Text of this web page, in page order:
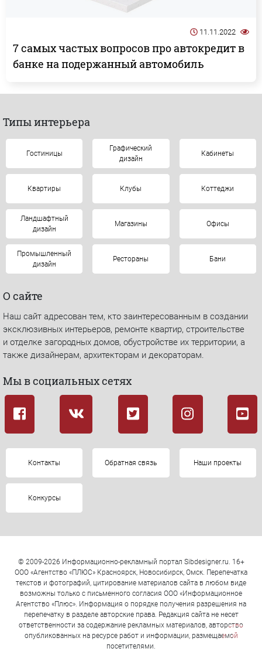
11.11.2022
7 самых частых вопросов про автокредит в
банке на подержанный автомобиль
Типы интерьера
Гостиницы
Графический
дизайн
Кабинеты
Квартиры Клубы Коттеджи
Ландшафтный
дизайн
Магазины Офисы
Промышленный
дизайн
Рестораны Бани
О сайте
Наш сайт адресован тем, кто заинтересованным в создании
эксклюзивных интерьеров, ремонте квартир, строительстве
и отделке загородных домов, обустройстве их территории, а
также дизайнерам, архитекторам и декораторам.
Мы в социальных сетях
Контакты Обратная связь Наши проекты
Конкурсы
© 2009-2026 Информационно-рекламный портал Sibdesigner.ru. 16+
ООО «Агентство «ПЛЮС» Красноярск, Новосибирск, Омск. Перепечатка
текстов и фотографий, цитирование материалов сайта в любом виде
возможны только с письменного согласия ООО «Информационное
Агентство «Плюс». Информация о порядке получения разрешения на
перепечатку в разделе авторские права. Редакция сайта не несет
ответственности за содержание рекламных материалов, авторство
опубликованных на ресурсе работ и информации, размещаемой
посетителями.